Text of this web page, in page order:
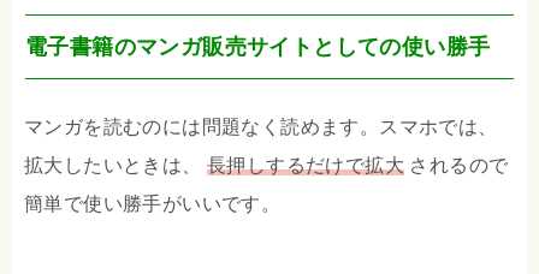
電子書籍のマンガ販売サイトとしての使い勝手
マンガを読むのには問題なく読めます。スマホでは、
拡大したいときは、 長押しするだけで拡大 されるので
簡単で使い勝手がいいです。